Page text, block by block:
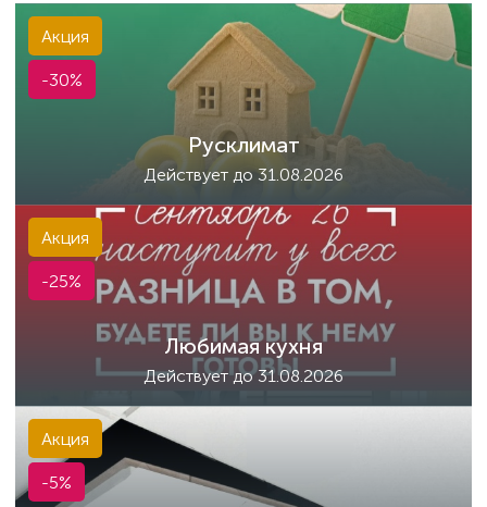
Русклимат
Действует до 31.08.2026
Акция
-30%
Любимая кухня
Действует до 31.08.2026
Акция
-25%
Акция
-5%